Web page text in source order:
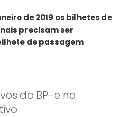
de 2019 os bilhetes de
precisam ser
de passagem
do BP-e no